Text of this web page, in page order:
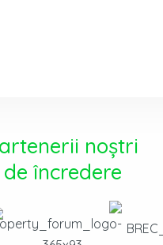
noștri
de încredere